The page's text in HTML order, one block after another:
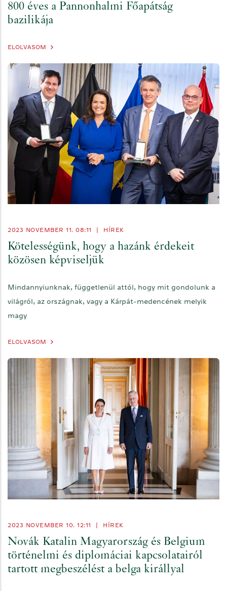
800 éves a Pannonhalmi Főapátság
bazilikája
ELOLVASOM
2023 NOVEMBER 11. 08:11 HÍREK
Kötelességünk, hogy a hazánk érdekeit
közösen képviseljük
Mindannyiunknak, függetlenül attól, hogy mit gondolunk a
világról, az országnak, vagy a Kárpát-medencének melyik
magy
ELOLVASOM
2023 NOVEMBER 10. 12:11 HÍREK
Novák Katalin Magyarország és Belgium
történelmi és diplomáciai kapcsolatairól
tartott megbeszélést a belga királlyal